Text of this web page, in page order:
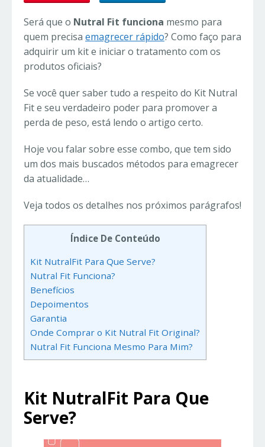
Será que o Nutral Fit funciona mesmo para
quem precisa emagrecer rápido? Como faço para
adquirir um kit e iniciar o tratamento com os
produtos oficiais?
Se você quer saber tudo a respeito do Kit Nutral
Fit e seu verdadeiro poder para promover a
perda de peso, está lendo o artigo certo.
Hoje vou falar sobre esse combo, que tem sido
um dos mais buscados métodos para emagrecer
da atualidade…
Veja todos os detalhes nos próximos parágrafos!
Índice De Conteúdo
Kit NutralFit Para Que Serve?
Nutral Fit Funciona?
Benefícios
Depoimentos
Garantia
Onde Comprar o Kit Nutral Fit Original?
Nutral Fit Funciona Mesmo Para Mim?
Kit NutralFit Para Que
Serve?